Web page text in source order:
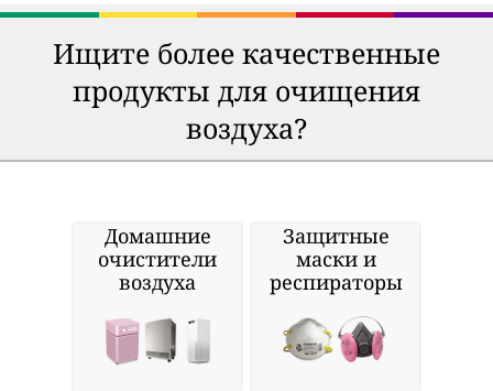
Ищите более качественные
продукты для очищения
воздуха?
Домашние
очистители
воздуха
Защитные
маски и
респираторы